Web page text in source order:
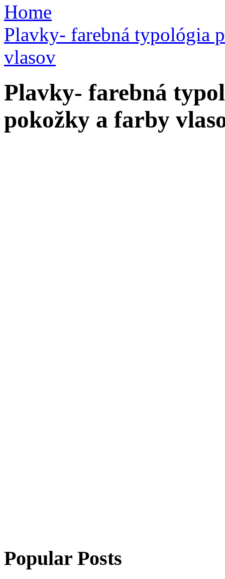
Home
Plavky- farebná typológia
vlasov
Plavky- farebná
pokožky a farby
Popular Posts